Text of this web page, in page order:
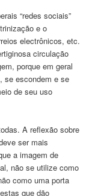
“redes sociais”
e o
electrônicos, etc.
circulação
porque em geral
se escondem e se
de seu uso
A reflexão sobre
ser mais
a imagem de
não se utilize como
como uma porta
que dão